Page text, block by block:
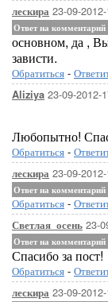
лескира 23-09-
Ответ на комментарий
основном, да ,
зависти.
Обратиться -
Aliziya 23-09-2012-
Любопытно!
Обратиться -
лескира 23-09-
Ответ на
Обратиться -
Светлая_осень 23-
Ответ на
Спасибо за пост!
Обратиться -
лескира 23-09-